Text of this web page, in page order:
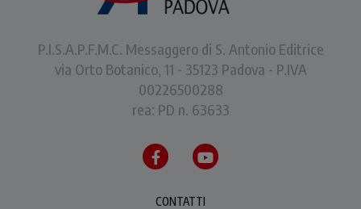
P.I.S.A.P.F.M.C. Messaggero di S. Antonio Editrice
via Orto Botanico, 11 - 35123 Padova - P.IVA
00226500288
rea: PD n. 63633
CONTATTI